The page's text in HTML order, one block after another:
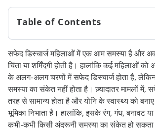
Table of Contents
discharge kya hota h
वाइट डिस्चार्ज के प्रकार-
Discharge
पीरियड के कितने दिन पहले वाइट
है?
सफेद डिस्चार्ज महिलाओं में एक आम समस्या है और
चिंता या शर्मिंदगी होती है। हालांकि कई महिलाओं
के अलग-अलग चरणों में सफेद डिस्चार्ज होता है,
समस्या का संकेत नहीं होता है। ज़्यादातर मामलों में,
तरह से सामान्य होता है और योनि के स्वास्थ्य को
भूमिका निभाता है। हालांकि, इसके रंग, गंध, बनावट या
कभी-कभी किसी अंदरूनी समस्या का संकेत हो सकता